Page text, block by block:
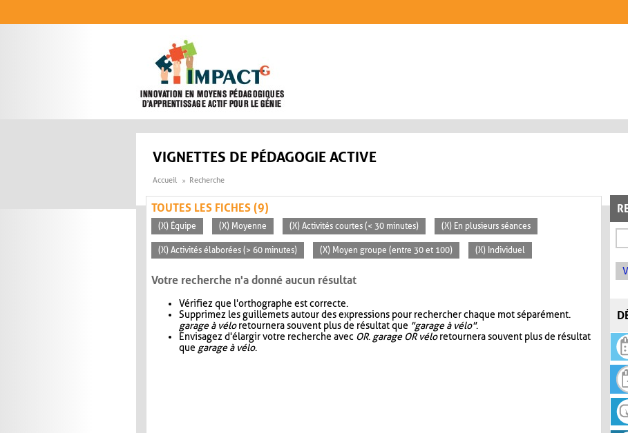
VIGNETTES DE PÉDAGOGIE ACTIVE
Accueil Recherche
TOUTES LES FICHES (9)
(X) Équipe (X) Moyenne (X) Activités courtes (< 30 minutes) (X) En plusieurs séances
(X) Activités élaborées (> 60 minutes) (X) Moyen groupe (entre 30 et 100) (X) Individuel
Votre recherche n'a donné aucun résultat
Vérifiez que l'orthographe est correcte.
Supprimez les guillemets autour des expressions pour rechercher chaque mot séparément.
garage à véloretournera souvent plus de résultat que "garage à vélo".
Envisagez d'élargir votre recherche avec OR. garage OR véloretournera souvent plus de résultat
que garage à vélo.